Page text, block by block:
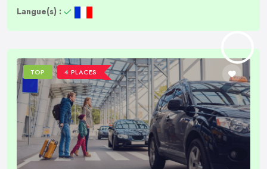
Langue(s) :
TOP 4 PLACES